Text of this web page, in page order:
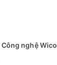
nghệ Wico